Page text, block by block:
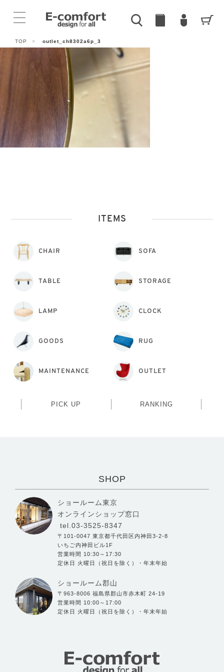
TOP > outlet_ch8302a6p_3
ITEMS
CHAIR SOFA
TABLE STORAGE
LAMP CLOCK
GOODS RUG
MAINTENANCE OUTLET
PICK UP RANKING
SHOP
ショールーム東京
オンラインショップ窓口
tel.03-3525-8347
〒101-0047 東京都千代田区内神田3-2-8
いちご内神田ビル1F
営業時間 10:30～17:30
定休日 火曜日（祝日を除く）・年末年始
ショールーム郡山
〒963-8006 福島県郡山市赤木町 24-19
営業時間 10:00～17:00
定休日 火曜日（祝日を除く）・年末年始